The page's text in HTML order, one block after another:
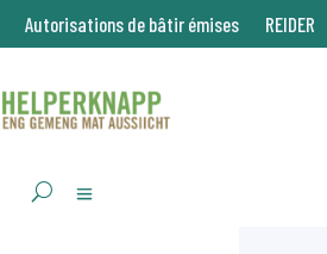
Autorisations de bâtir émises REIDER